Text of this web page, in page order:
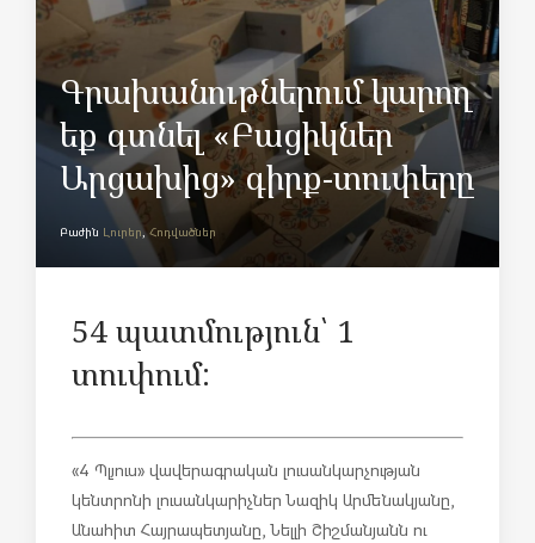
Գրախանութներում կարող
եք գտնել «Բացիկներ
Արցախից» գիրք-տուփերը
Բաժին Լուրեր,Հոդվածներ
54 պատմություն՝ 1
տուփում:
«4 Պլյուս» վավերագրական լուսանկարչության
կենտրոնի լուսանկարիչներ Նազիկ Արմենակյանը,
Անահիտ Հայրապետյանը, Նելլի Շիշմանյանն ու